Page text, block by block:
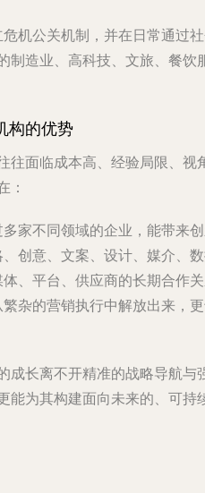
危机公关机制，并在日常通过
制造业、高科技、文旅、餐
构的优势
往面临成本高、经验局限、
：
多家不同领域的企业，能带来
、创意、文案、设计、媒介、
体、平台、供应商的长期合作
繁杂的营销执行中解放出来，
成长离不开精准的战略导航
能为其构建面向未来的、可